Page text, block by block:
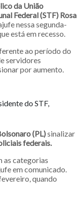
da União
Federal (STF) Rosa
nessa segunda-
está em recesso.
ao período do
servidores
por aumento.
do STF,
(PL)sinalizar
federais.
as categorias
em comunicado.
quando